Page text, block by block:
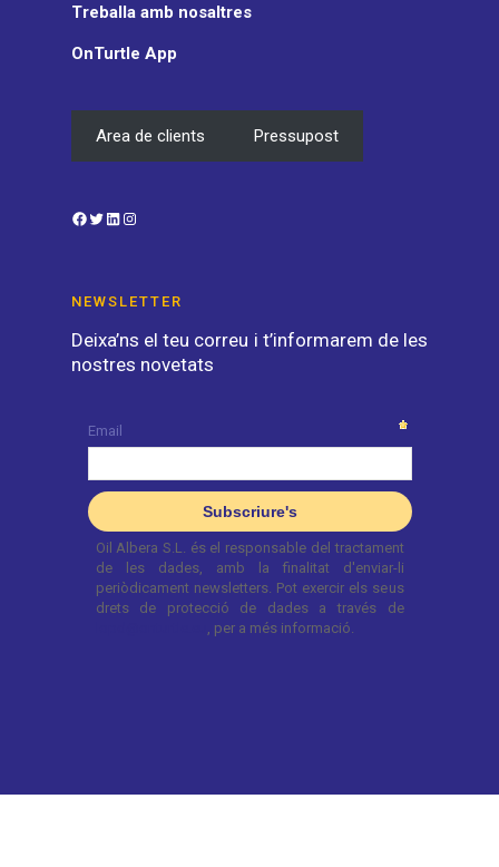
Treballa amb nosaltres
OnTurtle App
Area de clients Pressupost
Facebook
TwitterLinkedIn
NEWSLETTER
Deixa’ns el teu correu i t’informarem de les
nostres novetats